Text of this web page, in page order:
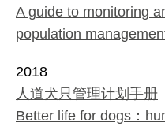
A guide to monitoring
population
2018
人道犬只管理计划手册
Better life for dogs：